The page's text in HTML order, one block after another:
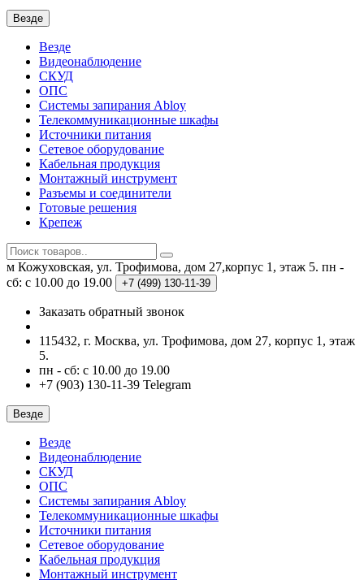
Везде
Везде
Видеонаблюдение
СКУД
ОПС
Системы запирания Abloy
Телекоммуникационные шкафы
Источники питания
Сетевое оборудование
Кабельная продукция
Монтажный инструмент
Разъемы и соединители
Готовые решения
Крепеж
м Кожуховская, ул. Трофимова, дом 27,корпус 1, этаж 5. пн -
сб: с 10.00 до 19.00
+7 (499) 130-11-39
Заказать обратный звонок
115432, г. Москва, ул. Трофимова, дом 27, корпус 1, этаж
5.
пн - сб: с 10.00 до 19.00
+7 (903) 130-11-39 Telegram
Везде
Везде
Видеонаблюдение
СКУД
ОПС
Системы запирания Abloy
Телекоммуникационные шкафы
Источники питания
Сетевое оборудование
Кабельная продукция
Монтажный инструмент